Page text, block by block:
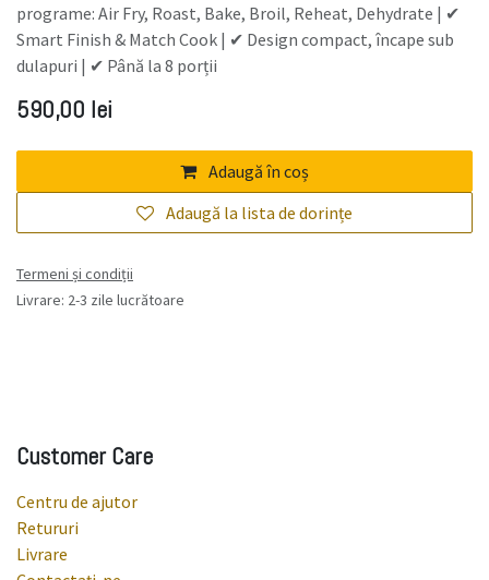
programe: Air Fry, Roast, Bake, Broil, Reheat, Dehydrate | ✔
Smart Finish & Match Cook | ✔ Design compact, încape sub
dulapuri | ✔ Până la 8 porții
590,00 lei
Adaugă în coș
Adaugă la lista de dorințe
Termeni și condiții
Livrare: 2-3 zile lucrătoare
Customer Care
Centru de ajutor
Retururi
Livrare